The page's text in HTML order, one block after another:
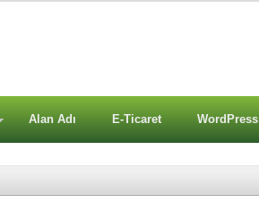
Alan Adı E-Ticaret WordPress